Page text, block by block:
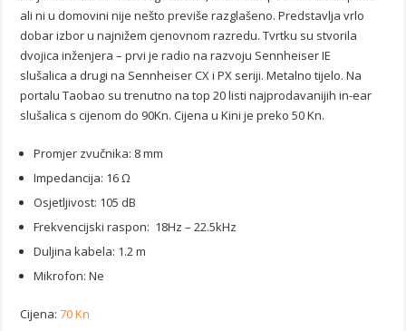
ali ni u domovini nije nešto previše razglašeno. Predstavlja vrlo
dobar izbor u najnižem cjenovnom razredu. Tvrtku su stvorila
dvojica inženjera – prvi je radio na razvoju Sennheiser IE
slušalica a drugi na Sennheiser CX i PX seriji. Metalno tijelo. Na
portalu Taobao su trenutno na top 20 listi najprodavanijih in-ear
slušalica s cijenom do 90Kn. Cijena u Kini je preko 50 Kn.
Promjer zvučnika: 8 mm
Impedancija: 16 Ω
Osjetljivost: 105 dB
Frekvencijski raspon: 18Hz – 22.5kHz
Duljina kabela: 1.2 m
Mikrofon: Ne
Cijena:70 Kn